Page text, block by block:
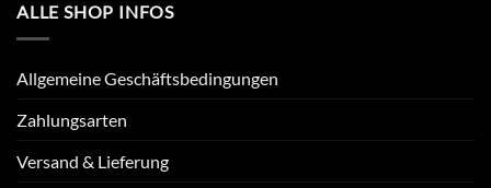
ALLE SHOP INFOS
Allgemeine Geschäftsbedingungen
Zahlungsarten
Versand & Lieferung